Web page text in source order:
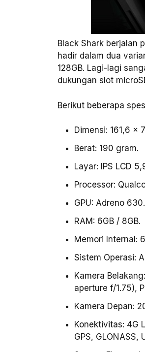
Black Shark berjalan
hadir dalam dua
128GB. Lagi-lagi
dukungan slot
Berikut beberapa
Dimensi: 161,6 x
Berat: 190 gram.
Layar: IPS LCD
Processor:
GPU: Adreno 630.
RAM: 6GB / 8GB.
Memori Internal:
Sistem Operasi:
Kamera
aperture f/1.75),
Kamera Depan:
Konektivitas: 4G
GPS, GLONASS,